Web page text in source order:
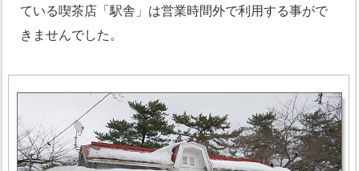
ている喫茶店「駅舎」は営業時間外で利用する事がで
きませんでした。